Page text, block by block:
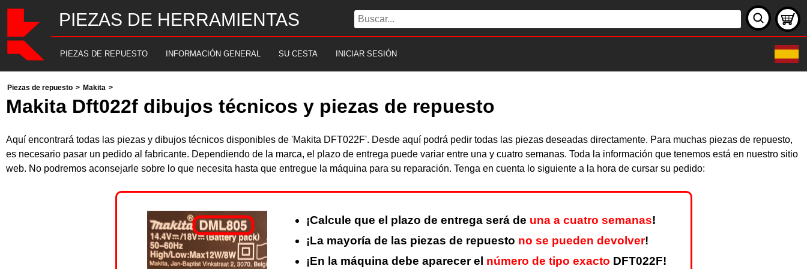
PIEZAS DE HERRAMIENTAS
PIEZAS DE REPUESTO INFORMACIÓN GENERAL SU CESTA INICIAR SESIÓN
Piezas de repuesto > Makita >
Makita Dft022f dibujos técnicos y piezas de repuesto
Aquí encontrará todas las piezas y dibujos técnicos disponibles de 'Makita DFT022F'. Desde aquí podrá pedir todas las piezas deseadas directamente. Para muchas piezas de repuesto,
es necesario pasar un pedido al fabricante. Dependiendo de la marca, el plazo de entrega puede variar entre una y cuatro semanas. Toda la información que tenemos está en nuestro sitio
web. No podremos aconsejarle sobre lo que necesita hasta que entregue la máquina para su reparación. Tenga en cuenta lo siguiente a la hora de cursar su pedido:
¡Calcule que el plazo de entrega será de una a cuatro semanas!
¡La mayoría de las piezas de repuesto no se pueden devolver!
¡En la máquina debe aparecer el número de tipo exacto DFT022F!